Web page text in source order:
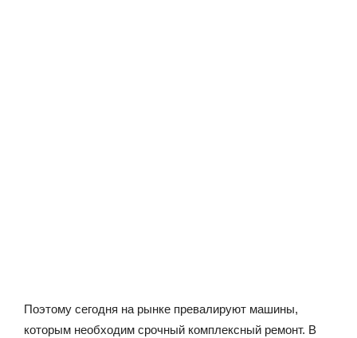
Поэтому сегодня на рынке превалируют машины,
которым необходим срочный комплексный ремонт. В